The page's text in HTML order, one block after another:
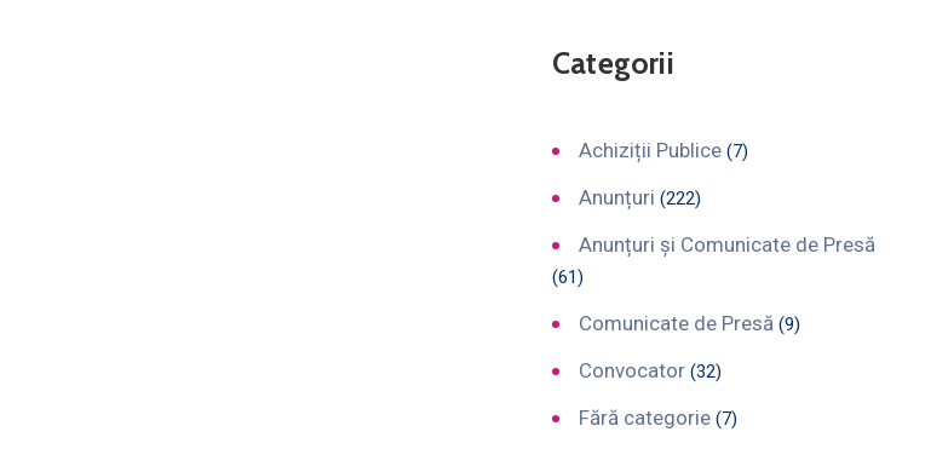
Categorii
Achiziții Publice (7)
Anunțuri (222)
Anunțuri și Comunicate de Presă
(61)
Comunicate de Presă (9)
Convocator (32)
Fără categorie (7)